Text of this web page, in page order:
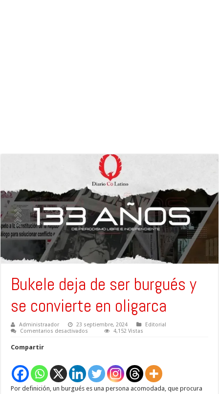
Bukele deja de ser burgués y
se convierte en oligarca
Administraador 23 septiembre, 2024
Editorial
Comentarios desactivados
y
se
convierte
en
4,152 Vistas
Compartir
Por definición, un burgués es una persona acomodada, que procura